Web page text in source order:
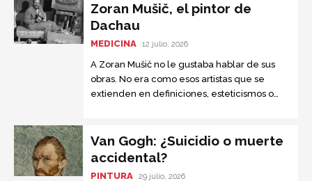
Zoran Mušič, el pintor de
Dachau
MEDICINA 12 julio, 2026
A Zoran Mušič no le gustaba hablar de sus
obras. No era como esos artistas que se
extienden en definiciones, esteticismos o
Van Gogh: ¿Suicidio o muerte
accidental?
PINTURA 29 julio, 2026